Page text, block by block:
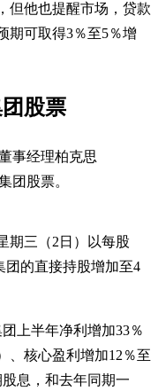
但他也提醒市场，贷款
期可取得3％至5％增
股票
事经理柏克思
团股票。
期三（2日）以每股
团的直接持股增加至4
团上半年净利增加33％
、核心盈利增加12％至
息，和去年同期一